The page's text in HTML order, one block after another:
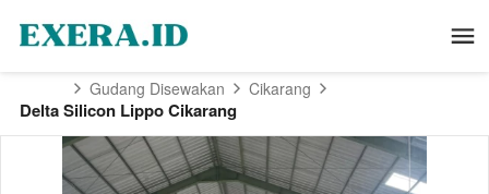
Gudang Disewakan Cikarang
Delta Silicon Lippo Cikarang